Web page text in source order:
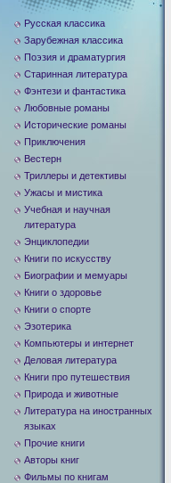
Русская классика
Зарубежная классика
Поэзия и драматургия
Старинная литература
Фэнтези и фантастика
Любовные романы
Исторические романы
Приключения
Вестерн
Триллеры и детективы
Ужасы и мистика
Учебная и научная
литература
Энциклопедии
Книги по искусству
Биографии и мемуары
Книги о здоровье
Книги о спорте
Эзотерика
Компьютеры и интернет
Деловая литература
Книги про путешествия
Природа и животные
Литература на иностранных
языках
Прочие книги
Авторы книг
Фильмы по книгам